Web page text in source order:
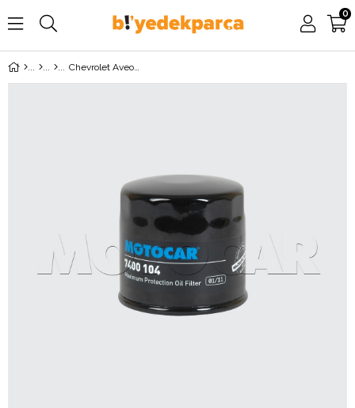
0
Chevrolet Aveo 1.2 8 Valf (2006-2008) Yağ Filtresi MOTOCAR